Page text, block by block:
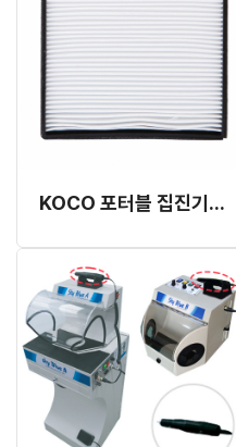
KOCO 포터블 집진기 필터